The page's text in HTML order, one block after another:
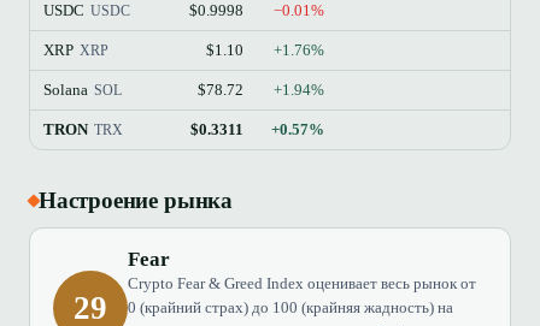
USDC USDC $0.9998 −0.01%
XRP XRP $1.10 +1.76%
Solana SOL $78.72 +1.94%
TRON TRX $0.3311 +0.57%
Настроение рынка
29
Fear
Crypto Fear & Greed Index оценивает весь рынок от
0 (крайний страх) до 100 (крайняя жадность) на